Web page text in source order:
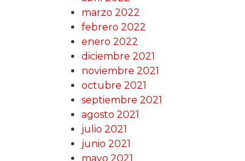
marzo 2022
febrero 2022
enero 2022
diciembre 2021
noviembre 2021
octubre 2021
septiembre 2021
agosto 2021
julio 2021
junio 2021
mayo 2021